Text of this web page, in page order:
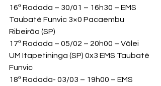
16ª Rodada – 30/01 – 16h30 – EMS
Taubaté Funvic 3×0 Pacaembu
Ribeirão (SP)
17ª Rodada – 05/02 – 20h00 – Vôlei
UM Itapetininga (SP) 0x3 EMS Taubaté
Funvic
18ª Rodada- 03/03 – 19h00 – EMS